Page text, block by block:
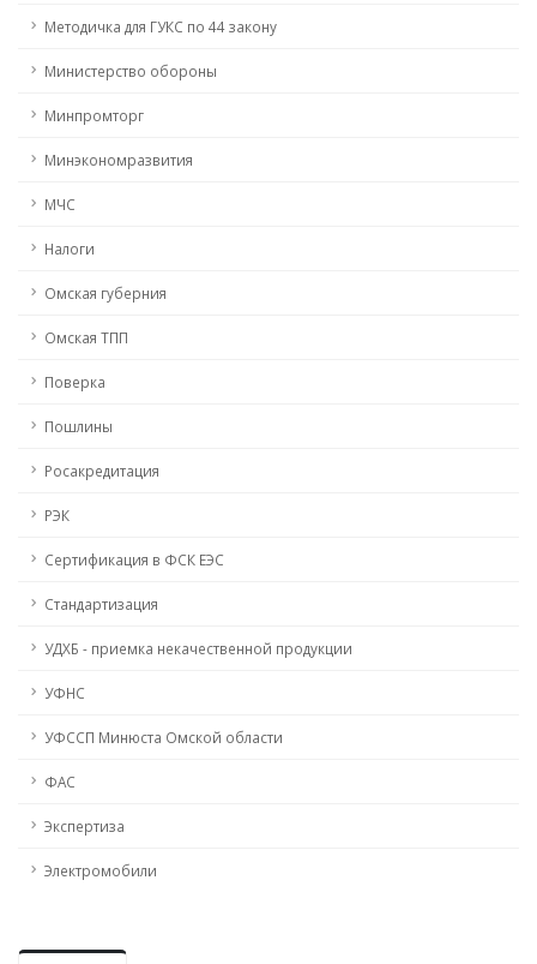
Методичка для ГУКС по 44 закону
Министерство обороны
Минпромторг
Минэкономразвития
МЧС
Налоги
Омская губерния
Омская ТПП
Поверка
Пошлины
Росакредитация
РЭК
Сертификация в ФСК ЕЭС
Стандартизация
УДХБ - приемка некачественной продукции
УФНС
УФССП Минюста Омской области
ФАС
Экспертиза
Электромобили